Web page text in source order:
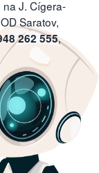
na J. Cígera-
Saratov,
262 555,